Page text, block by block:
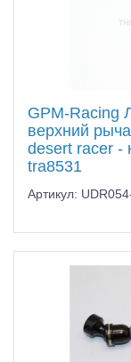
GPM-Racing
верхний
desert racer -
tra8531
Артикул: